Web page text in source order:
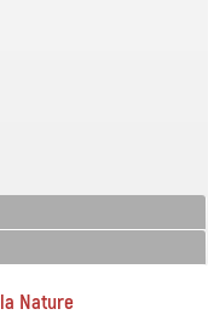
Nature